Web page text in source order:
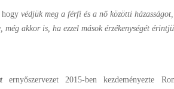
védjük meg a férfi és a nő közötti
akkor is, ha ezzel mások érzékenységét
ernyőszervezet 2015-ben kezdeményezte